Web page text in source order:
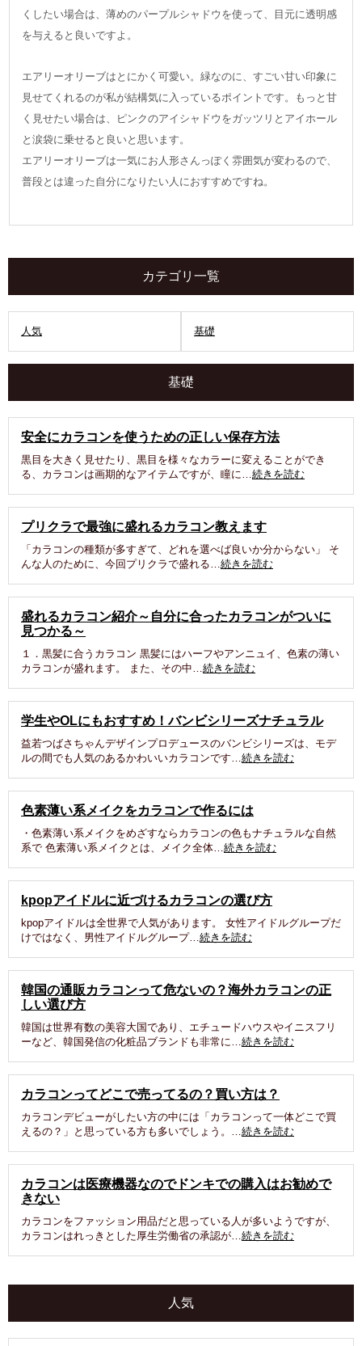
くしたい場合は、薄めのパープルシャドウを使って、目元に透明感
を与えると良いですよ。
エアリーオリーブはとにかく可愛い。緑なのに、すごい甘い印象に
見せてくれるのが私が結構気に入っているポイントです。もっと甘
く見せたい場合は、ピンクのアイシャドウをガッツリとアイホール
と涙袋に乗せると良いと思います。
エアリーオリーブは一気にお人形さんっぽく雰囲気が変わるので、
普段とは違った自分になりたい人におすすめですね。
カテゴリ一覧
人気 基礎
基礎
安全にカラコンを使うための正しい保存方法
黒目を大きく見せたり、黒目を様々なカラーに変えることができ
る、カラコンは画期的なアイテムですが、瞳に…続きを読む
プリクラで最強に盛れるカラコン教えます
「カラコンの種類が多すぎて、どれを選べば良いか分からない」 そ
んな人のために、今回プリクラで盛れる…続きを読む
盛れるカラコン紹介～自分に合ったカラコンがついに
見つかる～
１．黒髪に合うカラコン 黒髪にはハーフやアンニュイ、色素の薄い
カラコンが盛れます。 また、その中…続きを読む
学生やOLにもおすすめ！バンビシリーズナチュラル
益若つばさちゃんデザインプロデュースのバンビシリーズは、モデ
ルの間でも人気のあるかわいいカラコンです…続きを読む
色素薄い系メイクをカラコンで作るには
・色素薄い系メイクをめざすならカラコンの色もナチュラルな自然
系で 色素薄い系メイクとは、メイク全体…続きを読む
kpopアイドルに近づけるカラコンの選び方
kpopアイドルは全世界で人気があります。 女性アイドルグループだ
けではなく、男性アイドルグループ…続きを読む
韓国の通販カラコンって危ないの？海外カラコンの正
しい選び方
韓国は世界有数の美容大国であり、エチュードハウスやイニスフリ
ーなど、韓国発信の化粧品ブランドも非常に…続きを読む
カラコンってどこで売ってるの？買い方は？
カラコンデビューがしたい方の中には「カラコンって一体どこで買
えるの？」と思っている方も多いでしょう。…続きを読む
カラコンは医療機器なのでドンキでの購入はお勧めで
きない
カラコンをファッション用品だと思っている人が多いようですが、
カラコンはれっきとした厚生労働省の承認が…続きを読む
人気